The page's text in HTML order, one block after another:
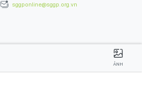
sggponline@sggp.org.vn
ẢNH